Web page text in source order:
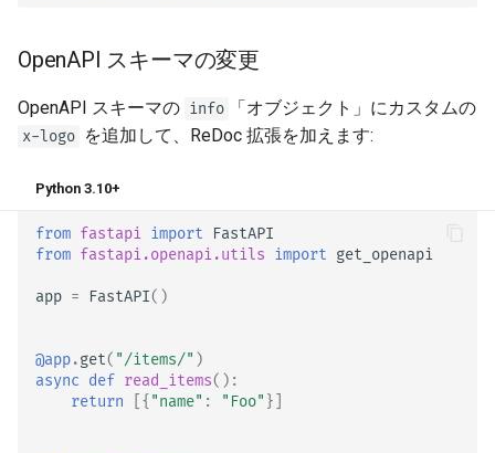
OpenAPI スキーマの変更
OpenAPI スキーマの info 「オブジェクト」にカスタムの
x-logo を追加して、ReDoc 拡張を加えます:
Python 3.10+
from fastapi import
FastAPI
from fastapi.openapi.utils import get_openapi
app = FastAPI()
@app.get( "/items/" )
async def read_items():
return
[{ "name" : "Foo" }]